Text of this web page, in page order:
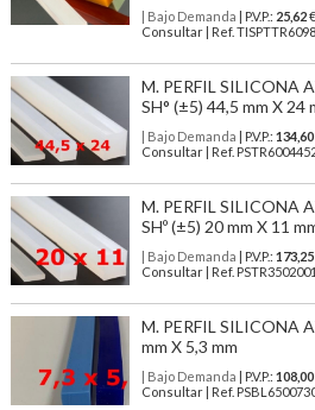
| Bajo Demanda | P.V.P.: 25,62
Consultar | Ref.
M. PERFIL SILICONA
SH° (±5) 44,5 mm X 24
| Bajo Demanda | P.V.P.: 134,60
Consultar | Ref.
M. PERFIL SILICONA
SHº (±5) 20 mm X 11
| Bajo Demanda | P.V.P.: 173,25
Consultar | Ref.
M. PERFIL SILICONA
mm X 5,3 mm
| Bajo Demanda | P.V.P.: 108,00
Consultar | Ref.